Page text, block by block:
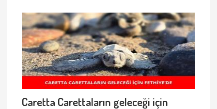
Caretta Carettaların geleceği için